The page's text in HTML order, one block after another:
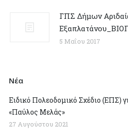
ΓΠΣ Δήμων
5 Μαΐου 2017
Νέα
Ειδικό Πολεοδομικό Σχέδιο (ΕΠΣ)
«Παύλος Μελάς»
27 Αυγούστου 2021